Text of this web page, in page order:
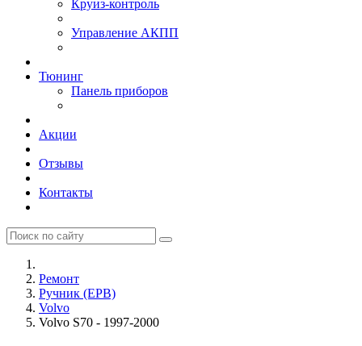
Круиз-контроль
Управление АКПП
Тюнинг
Панель приборов
Акции
Отзывы
Контакты
Ремонт
⁠Ручник (EPB)
Volvo
Volvo S70 - 1997-2000